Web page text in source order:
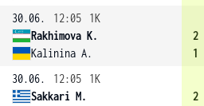
30.06.
12:05
1K
Rakhimova K.
Kalinina A.
2
1
30.06.
12:05
1K
Sakkari M.
2